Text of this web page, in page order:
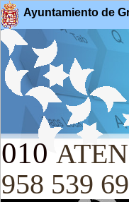
Ayuntamiento de
010
958 539